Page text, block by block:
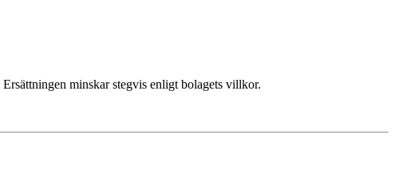
minskar stegvis enligt bolagets villkor.